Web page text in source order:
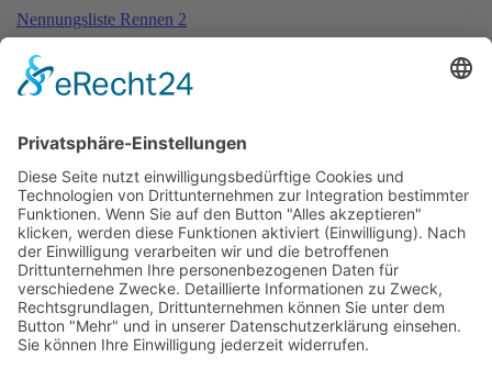
Nennungsliste Rennen 2
Ergebnis Zeittraining 2
Original Zeitnahme
Bericht Zeittraining 2
Startaufstellung Rennen 2
Rundentabelle Rennen 2
Nennungsliste Rennen 3
Ergebnis Zeittraining 2 2nd Original Zeitnahme
Startaufstellung Rennen 3
Ergebnis Rennen 3
Original Zeitnahme
Rundentabelle Rennen 3
Bericht Rennen 3